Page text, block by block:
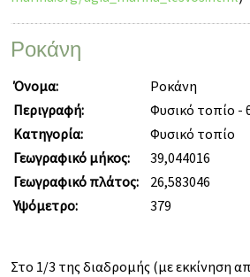
Ροκάνη
Όνομα:
Ροκάνη
Περιγραφή:
Φυσικό τοπίο -
Κατηγορία:
Φυσικό τοπίο
Γεωγραφικό μήκος:
39,044016
Γεωγραφικό πλάτος:
26,583046
Υψόμετρο:
379
Στο 1/3 της διαδρομής (με εκκίνηση